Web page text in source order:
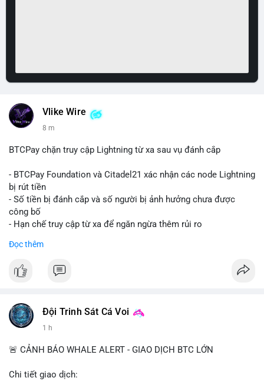
Vlike Wire
8 m
BTCPay chặn truy cập Lightning từ xa sau vụ đánh cắp
- BTCPay Foundation và Citadel21 xác nhận các node Lightning
bị rút tiền
- Số tiền bị đánh cắp và số người bị ảnh hưởng chưa được
công bố
- Hạn chế truy cập từ xa để ngăn ngừa thêm rủi ro
#binancesquare
$btc
📰 Nguồn: Cointelegraph
Đọc thêm
Đội Trinh Sát Cá Voi
1 h
🚨 CẢNH BÁO WHALE ALERT - GIAO DỊCH BTC LỚN
Chi tiết giao dịch: